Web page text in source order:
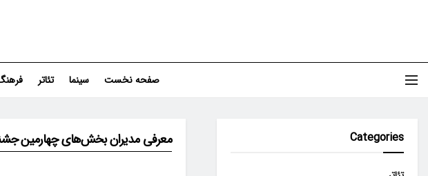
صفحه نخست سینما تئاتر
معرفی مدیران بخش‌های چهارمین Categories